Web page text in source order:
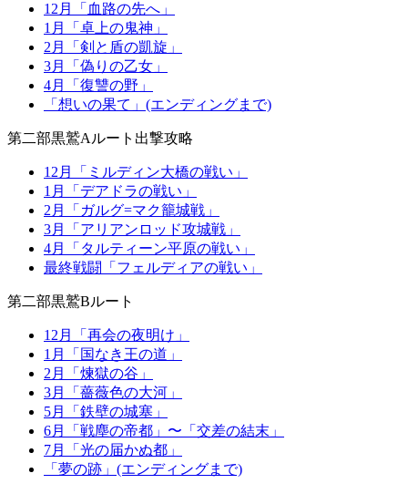
12月「血路の先へ」
1月「卓上の鬼神」
2月「剣と盾の凱旋」
3月「偽りの乙女」
4月「復讐の野」
「想いの果て」(エンディングまで)
第二部黒鷲Aルート出撃攻略
12月「ミルディン大橋の戦い」
1月「デアドラの戦い」
2月「ガルグ=マク籠城戦」
3月「アリアンロッド攻城戦」
4月「タルティーン平原の戦い」
最終戦闘「フェルディアの戦い」
第二部黒鷲Bルート
12月「再会の夜明け」
1月「国なき王の道」
2月「煉獄の谷」
3月「薔薇色の大河」
5月「鉄壁の城塞」
6月「戦塵の帝都」〜「交差の結末」
7月「光の届かぬ都」
「夢の跡」(エンディングまで)